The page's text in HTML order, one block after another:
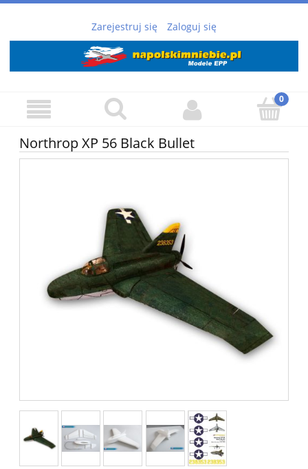
Zarejestruj się Zaloguj się
Northrop XP 56 Black Bullet